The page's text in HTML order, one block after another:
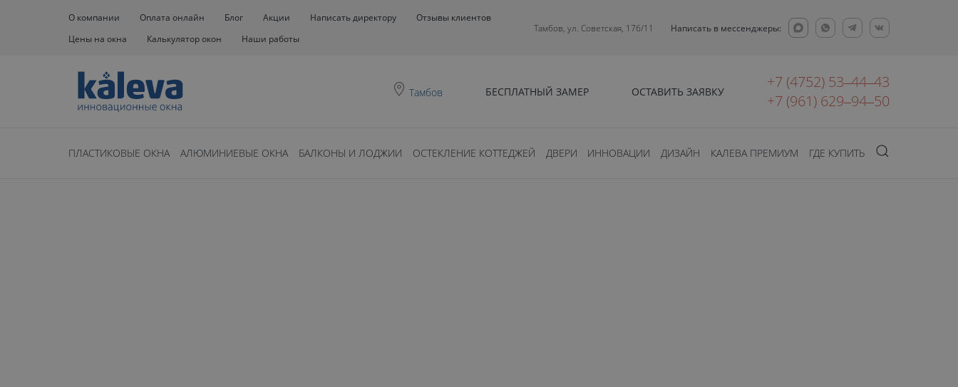
О компании Оплата онлайн Блог Акции Написать директору
Отзывы клиентов
Цены на окна
Калькулятор окон Наши работы
Тамбов, ул. Советская, 176/11 Написать в мессенджеры:
Тамбов БЕСПЛАТНЫЙ ЗАМЕР ОСТАВИТЬ ЗАЯВКУ
+7 (4752) 53‒44‒43
+7 (961) 629‒94‒50
ПЛАСТИКОВЫЕ ОКНА АЛЮМИНИЕВЫЕ ОКНА БАЛКОНЫ И ЛОДЖИИ ОСТЕКЛЕНИЕ КОТТЕДЖЕЙ ДВЕРИ ИННОВАЦИИ ДИЗАЙН КАЛЕВА ПРЕМИУМ ГДЕ КУПИТЬ